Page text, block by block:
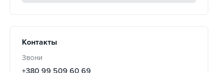
Контакты
Звони